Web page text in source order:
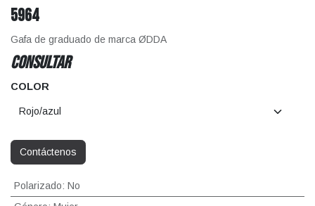
5964
Gafa de graduado de marca ØDDA
CONSULTAR
COLOR
Contáctenos
Polarizado: No